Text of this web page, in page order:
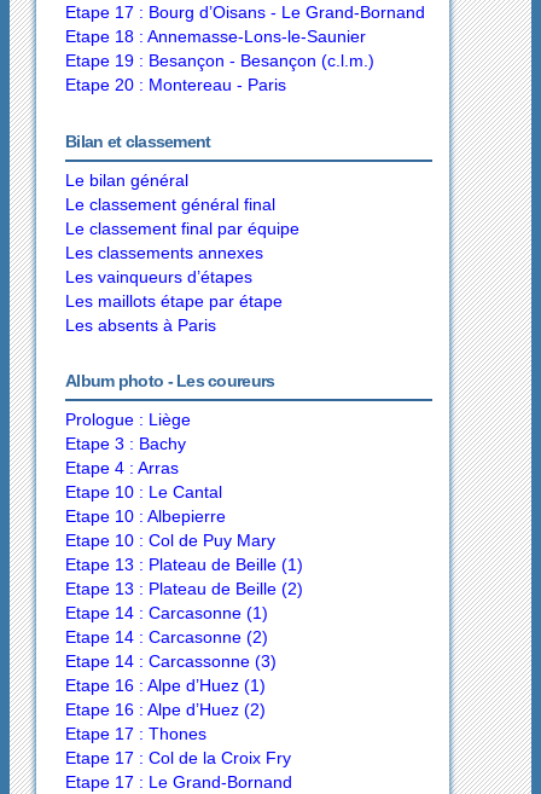
Etape 17 : Bourg d’Oisans - Le Grand-Bornand
Etape 18 : Annemasse-Lons-le-Saunier
Etape 19 : Besançon - Besançon (c.l.m.)
Etape 20 : Montereau - Paris
Bilan et classement
Le bilan général
Le classement général final
Le classement final par équipe
Les classements annexes
Les vainqueurs d’étapes
Les maillots étape par étape
Les absents à Paris
Album photo - Les coureurs
Prologue : Liège
Etape 3 : Bachy
Etape 4 : Arras
Etape 10 : Le Cantal
Etape 10 : Albepierre
Etape 10 : Col de Puy Mary
Etape 13 : Plateau de Beille (1)
Etape 13 : Plateau de Beille (2)
Etape 14 : Carcasonne (1)
Etape 14 : Carcasonne (2)
Etape 14 : Carcassonne (3)
Etape 16 : Alpe d’Huez (1)
Etape 16 : Alpe d’Huez (2)
Etape 17 : Thones
Etape 17 : Col de la Croix Fry
Etape 17 : Le Grand-Bornand